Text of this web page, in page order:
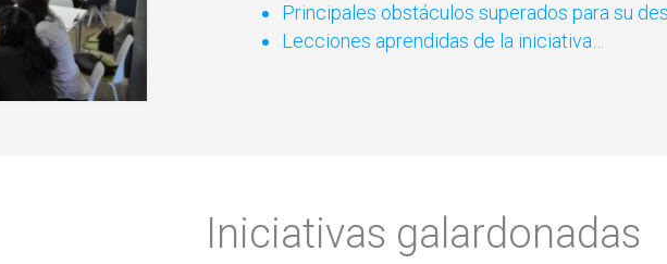
Principales obstáculos superados para su
Lecciones aprendidas de la iniciativa…
Iniciativas galardonadas